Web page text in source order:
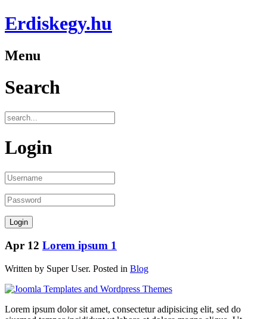
Erdiskegy.hu
Menu
Search
Login
Apr 12 Lorem ipsum 1
Written by Super User. Posted in Blog
Lorem ipsum dolor sit amet, consectetur adipisicing elit, sed do